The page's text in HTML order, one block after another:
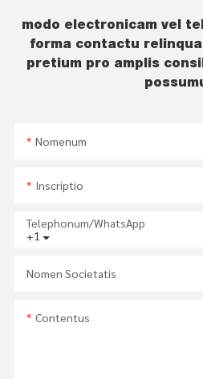
modo electronicam vel
forma contactu
pretium pro amplis
Nomenum
Inscriptio
+1
Telephonum/WhatsApp
Nomen Societatis
Contentus